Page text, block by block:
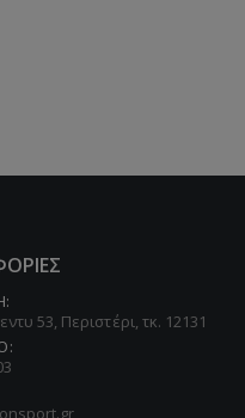
53, Περιστέρι, τκ. 12131